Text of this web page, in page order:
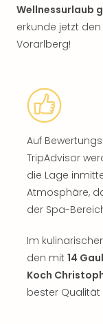
Wellnessurlaub
erkunde jetzt
Vorarlberg!
Auf
TripAdvisor
die Lage
Atmosphäre,
der Spa-
Im
den mit 14
Koch
bester